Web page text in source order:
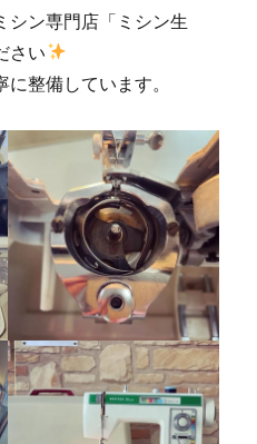
シン専門店「ミシン生
さい
整備しています。